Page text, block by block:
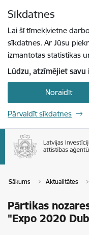
Sīkdatnes
Lai šī tīmekļvietne
sīkdatnes. Ar Jūsu
izmantotas statistikas
Lūdzu, atzīmējiet savu
Noraidīt
Pārvaldīt sīkdatnes
Sākums Aktualitātes
Pārtikas
"Expo 2020